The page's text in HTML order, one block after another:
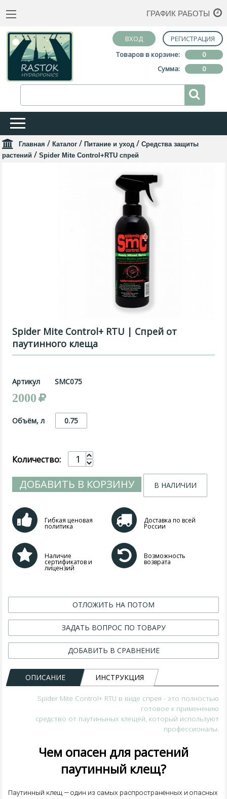
ГРАФИК РАБОТЫ
ВХОД
РЕГИСТРАЦИЯ
Товаров в корзине:
0
Сумма:
0
Главная / Каталог / Питание и уход / Средства защиты
растений / Spider Mite Control+RTU спрей
Spider Mite Control+ RTU | Спрей от
паутинного клеща
Артикул SMC075
2000
Объём, л 0.75
Количество:
ДОБАВИТЬ В КОРЗИНУ В НАЛИЧИИ
Гибкая ценовая
политика
Доставка по всей
России
Наличие
сертификатов и
лицензий
Возможность
возврата
ОТЛОЖИТЬ НА ПОТОМ
ЗАДАТЬ ВОПРОС ПО ТОВАРУ
ДОБАВИТЬ В СРАВНЕНИЕ
ОПИСАНИЕ ИНСТРУКЦИЯ
Spider Mite Control+ RTU в виде спрея - это полностью
готовое к применению
средство от паутиныных клещей, который используют
профессионалы.
Чем опасен для растений
паутинный клещ?
Паутинный клещ — один из самых распространённых и опасных